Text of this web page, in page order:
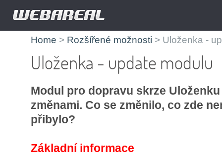
Home > Rozšířené možnosti > Uloženka -
Uloženka - update modulu
Modul pro dopravu skrze
změnami. Co se změnilo, co zde
přibylo?
Základní informace